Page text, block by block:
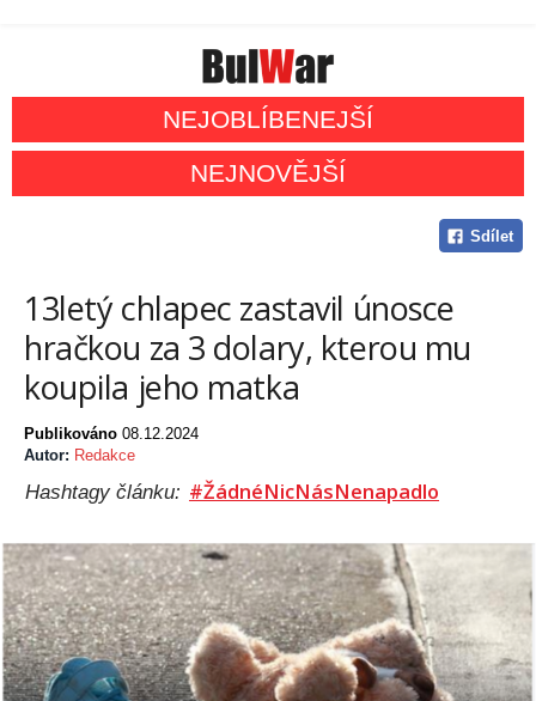
NEJOBLÍBENEJŠÍ
NEJNOVĚJŠÍ
Sdílet
13letý chlapec zastavil únosce
hračkou za 3 dolary, kterou mu
koupila jeho matka
Publikováno 08.12.2024
Autor: Redakce
Hashtagy článku: #ŽádnéNicNásNenapadlo